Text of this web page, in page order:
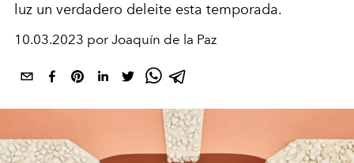
luz un verdadero deleite esta temporada.
10.03.2023 por Joaquín de la Paz